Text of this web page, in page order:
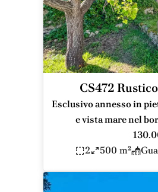
CS472
Esclusivo annesso in
e vista mare nel
2
500 m²